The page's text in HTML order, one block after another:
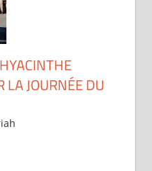
LA JOURNÉE DU